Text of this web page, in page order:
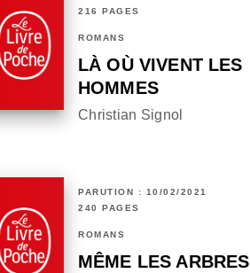
216 PAGES
ROMANS
LÀ OÙ VIVENT LES
HOMMES
Christian Signol
PARUTION : 10/02/2021
240 PAGES
ROMANS
MÊME LES ARBRES